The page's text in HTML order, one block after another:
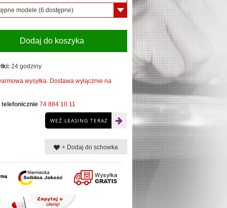
modele (6 dostępne)
Dodaj do koszyka
24 godziny
wysyłka. Dostawa wyłącznie na
telefonicznie 74 884 10 11
WEŹ LEASING TERAZ
+ Dodaj do schowka